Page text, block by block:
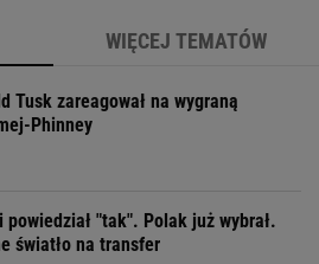
WIĘCEJ TEMATÓW
Tusk zareagował na wygraną
Phinney
powiedział "tak". Polak już wybrał.
światło na transfer